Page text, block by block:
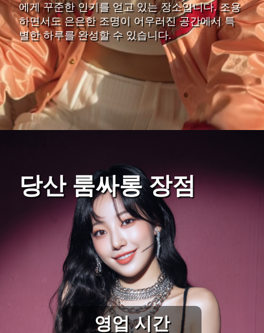
에게 꾸준한 인기를 얻고 있는 장소입니다. 조용
하면서도 은은한 조명이 어우러진 공간에서 특
별한 하루를 완성할 수 있습니다.
당산 룸싸롱 장점
영업 시간